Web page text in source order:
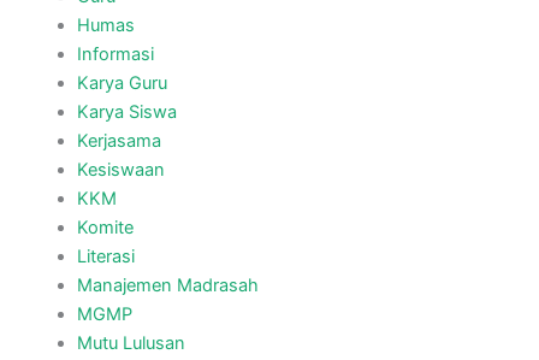
Humas
Informasi
Karya Guru
Karya Siswa
Kerjasama
Kesiswaan
KKM
Komite
Literasi
Manajemen Madrasah
MGMP
Mutu Lulusan